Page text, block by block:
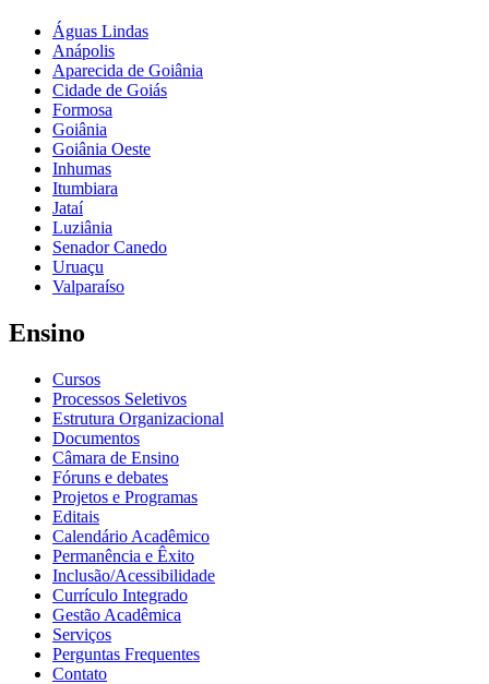
Águas Lindas
Anápolis
Aparecida de Goiânia
Cidade de Goiás
Formosa
Goiânia
Goiânia Oeste
Inhumas
Itumbiara
Jataí
Luziânia
Senador Canedo
Uruaçu
Valparaíso
Ensino
Cursos
Processos Seletivos
Estrutura Organizacional
Documentos
Câmara de Ensino
Fóruns e debates
Projetos e Programas
Editais
Calendário Acadêmico
Permanência e Êxito
Inclusão/Acessibilidade
Currículo Integrado
Gestão Acadêmica
Serviços
Perguntas Frequentes
Contato